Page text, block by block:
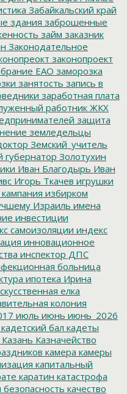
Забайкальский край
здания заброшенные
займ заказник
Законодательное
законопроект
ЕАО заморозка
занятость запись в
заработная плата
работник ЖКХ
защита
земледельцы
Земский_учитель
губернатор Золотухин
Иван Благодырь Иван
Игорь Ткачев игрушки
избирком
Израиль имена
инвестиции
самоизоляции индекс
инновационное
инспектор ДПС
больница
ипотека Ирина
елка
колония
июль июнь июнь_2026
кадетский бал кадеты
Казань Казначейство
камера камеры
капитальный
каратин катастрофа
безопасность качество